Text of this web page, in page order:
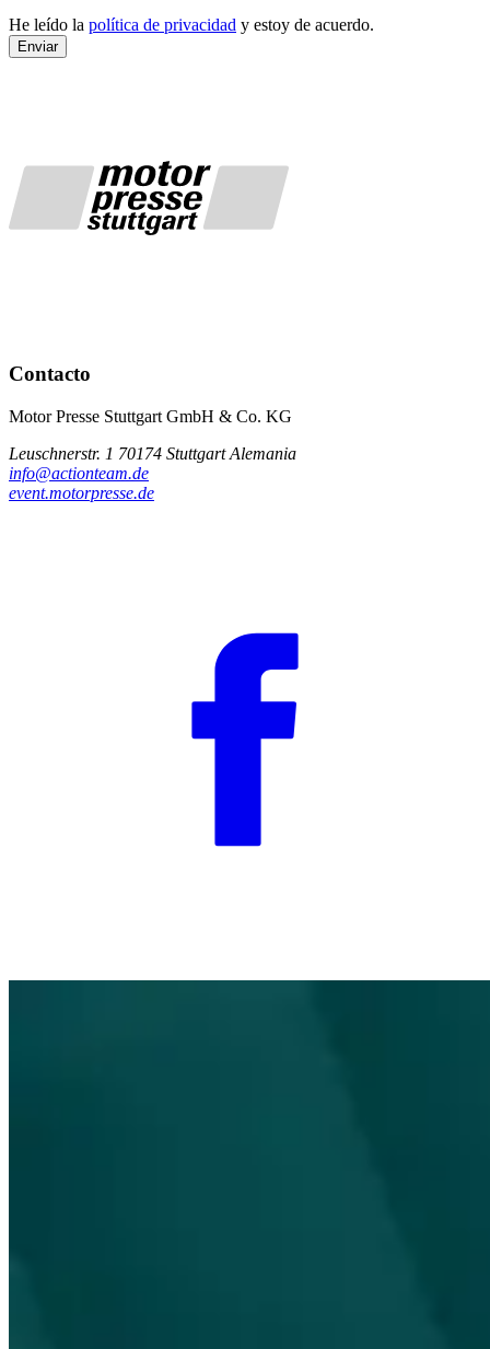
He leído la política de privacidad y estoy de acuerdo.
Enviar
Contacto
Motor Presse Stuttgart GmbH & Co. KG
Leuschnerstr. 1 70174 Stuttgart Alemania
info@actionteam.de
event.motorpresse.de